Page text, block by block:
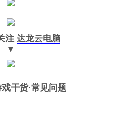
注 达龙云电脑
▼
戏干货·常见问题